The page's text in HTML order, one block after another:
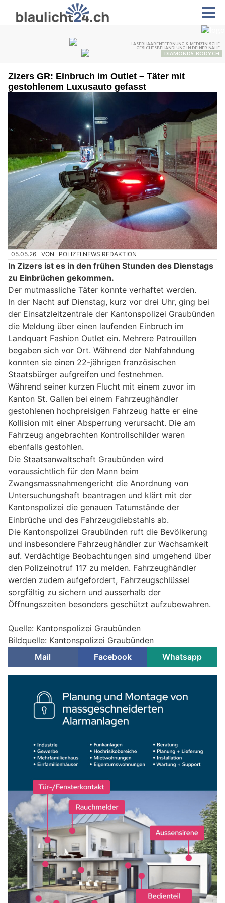
Zizers GR: Einbruch im Outlet – Täter mit
gestohlenem Luxusauto gefasst
05.05.26 VON POLIZEI.NEWS REDAKTION
In Zizers ist es in den frühen Stunden des Dienstags
zu Einbrüchen gekommen.
Der mutmassliche Täter konnte verhaftet werden.
In der Nacht auf Dienstag, kurz vor drei Uhr, ging bei
der Einsatzleitzentrale der Kantonspolizei Graubünden
die Meldung über einen laufenden Einbruch im
Landquart Fashion Outlet ein. Mehrere Patrouillen
begaben sich vor Ort. Während der Nahfahndung
konnten sie einen 22-jährigen französischen
Staatsbürger aufgreifen und festnehmen.
Während seiner kurzen Flucht mit einem zuvor im
Kanton St. Gallen bei einem Fahrzeughändler
gestohlenen hochpreisigen Fahrzeug hatte er eine
Kollision mit einer Absperrung verursacht. Die am
Fahrzeug angebrachten Kontrollschilder waren
ebenfalls gestohlen.
Die Staatsanwaltschaft Graubünden wird
voraussichtlich für den Mann beim
Zwangsmassnahmengericht die Anordnung von
Untersuchungshaft beantragen und klärt mit der
Kantonspolizei die genauen Tatumstände der
Einbrüche und des Fahrzeugdiebstahls ab.
Die Kantonspolizei Graubünden ruft die Bevölkerung
und insbesondere Fahrzeughändler zur Wachsamkeit
auf. Verdächtige Beobachtungen sind umgehend über
den Polizeinotruf 117 zu melden. Fahrzeughändler
werden zudem aufgefordert, Fahrzeugschlüssel
sorgfältig zu sichern und ausserhalb der
Öffnungszeiten besonders geschützt aufzubewahren.
Quelle: Kantonspolizei Graubünden
Bildquelle: Kantonspolizei Graubünden
Mail
Facebook Whatsapp